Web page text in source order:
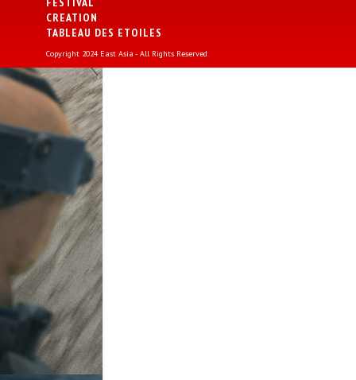
CREATION
TABLEAU DES ETOILES
Copyright 2024 East Asia - All Rights Reserved